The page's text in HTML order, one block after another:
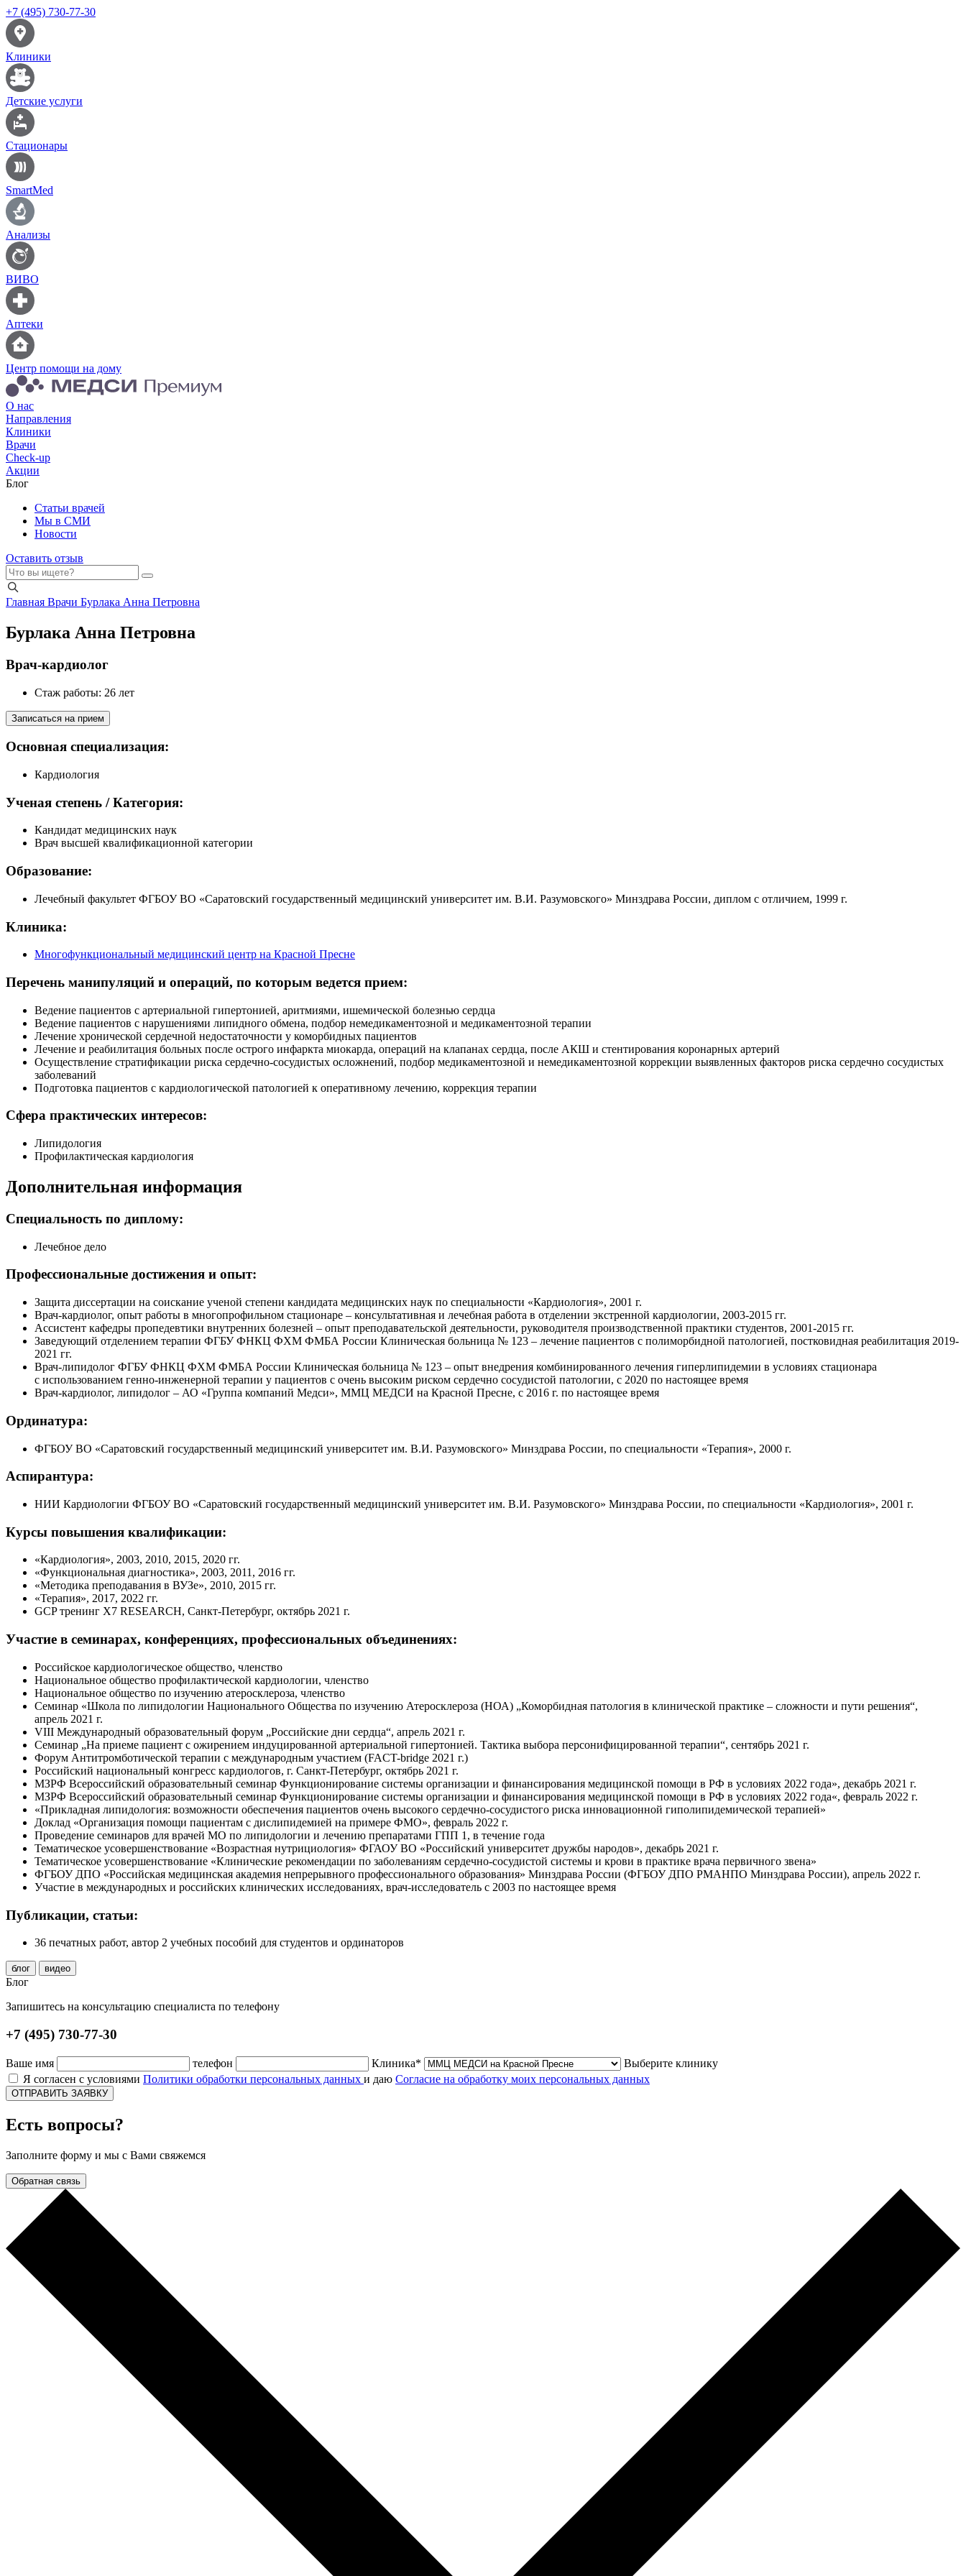
+7 (495) 730-77-30
Клиники
Детские услуги
Стационары
SmartMed
Анализы
ВИВО
Аптеки
Центр помощи на дому
О нас
Направления
Клиники
Врачи
Check-up
Акции
Блог
Статьи врачей
Мы в СМИ
Новости
Оставить отзыв
Главная Врачи Бурлака Анна Петровна
Бурлака Анна Петровна
Врач-кардиолог
Стаж работы: 26 лет
Записаться на прием
Основная специализация:
Кардиология
Ученая степень / Категория:
Кандидат медицинских наук
Врач высшей квалификационной категории
Образование:
Лечебный факультет ФГБОУ ВО «Саратовский государственный медицинский университет им. В.И. Разумовского» Минздрава России, диплом с отличием, 1999 г.
Клиника:
Многофункциональный медицинский центр на Красной Пресне
Перечень манипуляций и операций, по которым ведется прием:
Ведение пациентов с артериальной гипертонией, аритмиями, ишемической болезнью сердца
Ведение пациентов с нарушениями липидного обмена, подбор немедикаментозной и медикаментозной терапии
Лечение хронической сердечной недостаточности у коморбидных пациентов
Лечение и реабилитация больных после острого инфаркта миокарда, операций на клапанах сердца, после АКШ и стентирования коронарных артерий
Осуществление стратификации риска сердечно-сосудистых осложнений, подбор медикаментозной и немедикаментозной коррекции выявленных факторов риска сердечно сосудистых
заболеваний
Подготовка пациентов с кардиологической патологией к оперативному лечению, коррекция терапии
Сфера практических интересов:
Липидология
Профилактическая кардиология
Дополнительная информация
Специальность по диплому:
Лечебное дело
Профессиональные достижения и опыт:
Защита диссертации на соискание ученой степени кандидата медицинских наук по специальности «Кардиология», 2001 г.
Врач-кардиолог, опыт работы в многопрофильном стационаре – консультативная и лечебная работа в отделении экстренной кардиологии, 2003-2015 гг.
Ассистент кафедры пропедевтики внутренних болезней – опыт преподавательской деятельности, руководителя производственной практики студентов, 2001-2015 гг.
Заведующий отделением терапии ФГБУ ФНКЦ ФХМ ФМБА России Клиническая больница № 123 – лечение пациентов с полиморбидной патологией, постковидная реабилитация 2019-
2021 гг.
Врач-липидолог ФГБУ ФНКЦ ФХМ ФМБА России Клиническая больница № 123 – опыт внедрения комбинированного лечения гиперлипидемии в условиях стационара
с использованием генно-инженерной терапии у пациентов с очень высоким риском сердечно сосудистой патологии, с 2020 по настоящее время
Врач-кардиолог, липидолог – АО «Группа компаний Медси», ММЦ МЕДСИ на Красной Пресне, с 2016 г. по настоящее время
Ординатура:
ФГБОУ ВО «Саратовский государственный медицинский университет им. В.И. Разумовского» Минздрава России, по специальности «Терапия», 2000 г.
Аспирантура:
НИИ Кардиологии ФГБОУ ВО «Саратовский государственный медицинский университет им. В.И. Разумовского» Минздрава России, по специальности «Кардиология», 2001 г.
Курсы повышения квалификации:
«Кардиология», 2003, 2010, 2015, 2020 гг.
«Функциональная диагностика», 2003, 2011, 2016 гг.
«Методика преподавания в ВУЗе», 2010, 2015 гг.
«Терапия», 2017, 2022 гг.
GCP тренинг Х7 RESEARCH, Санкт-Петербург, октябрь 2021 г.
Участие в семинарах, конференциях, профессиональных объединениях:
Российское кардиологическое общество, членство
Национальное общество профилактической кардиологии, членство
Национальное общество по изучению атеросклероза, членство
Семинар «Школа по липидологии Национального Общества по изучению Атеросклероза (НОА) „Коморбидная патология в клинической практике – сложности и пути решения“,
апрель 2021 г.
VIII Международный образовательный форум „Российские дни сердца“, апрель 2021 г.
Семинар „На приеме пациент с ожирением индуцированной артериальной гипертонией. Тактика выбора персонифицированной терапии“, сентябрь 2021 г.
Форум Антитромботической терапии с международным участием (FACT-bridge 2021 г.)
Российский национальный конгресс кардиологов, г. Санкт-Петербург, октябрь 2021 г.
МЗРФ Всероссийский образовательный семинар Функционирование системы организации и финансирования медицинской помощи в РФ в условиях 2022 года», декабрь 2021 г.
МЗРФ Всероссийский образовательный семинар Функционирование системы организации и финансирования медицинской помощи в РФ в условиях 2022 года«, февраль 2022 г.
«Прикладная липидология: возможности обеспечения пациентов очень высокого сердечно-сосудистого риска инновационной гиполипидемической терапией»
Доклад «Организация помощи пациентам с дислипидемией на примере ФМО», февраль 2022 г.
Проведение семинаров для врачей МО по липидологии и лечению препаратами ГПП 1, в течение года
Тематическое усовершенствование «Возрастная нутрициология» ФГАОУ ВО «Российский университет дружбы народов», декабрь 2021 г.
Тематическое усовершенствование «Клинические рекомендации по заболеваниям сердечно-сосудистой системы и крови в практике врача первичного звена»
ФГБОУ ДПО «Российская медицинская академия непрерывного профессионального образования» Минздрава России (ФГБОУ ДПО РМАНПО Минздрава России), апрель 2022 г.
Участие в международных и российских клинических исследованиях, врач-исследователь с 2003 по настоящее время
Публикации, статьи:
36 печатных работ, автор 2 учебных пособий для студентов и ординаторов
блог видео
Блог
Запишитесь на консультацию специалиста по телефону
+7 (495) 730-77-30
Ваше имя телефон Клиника*
Выберите клинику
Я согласен с условиями Политики обработки персональных данных и даю Согласие на обработку моих персональных данных
ОТПРАВИТЬ ЗАЯВКУ
Есть вопросы?
Заполните форму и мы с Вами свяжемся
Обратная связь